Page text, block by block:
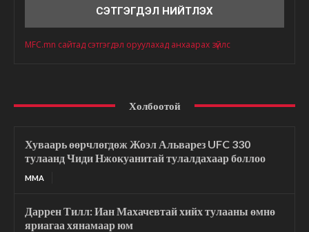
MFC.mn сайтад сэтгэгдэл оруулахад анхаарах зүйлс
Холбоотой
Хуваарь өөрчлөгдөж Жоэл Альварез UFC 330
тулаанд Чиди Нжокуанитай тулалдахаар боллоо
MMA
Даррен Тилл: Иан Махачевтай хийх тулааны өмнө
яриагаа хянамаар юм